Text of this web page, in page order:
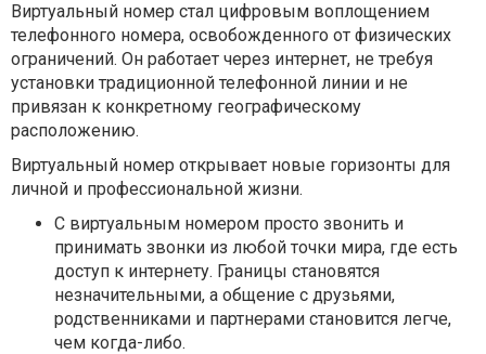
Виртуальный номер стал цифровым воплощением
телефонного номера, освобожденного от физических
ограничений. Он работает через интернет, не требуя
установки традиционной телефонной линии и не
привязан к конкретному географическому
расположению.
Виртуальный номер открывает новые горизонты для
личной и профессиональной жизни.
С виртуальным номером просто звонить и
принимать звонки из любой точки мира, где есть
доступ к интернету. Границы становятся
незначительными, а общение с друзьями,
родственниками и партнерами становится легче,
чем когда-либо.